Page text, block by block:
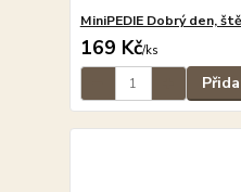
MiniPEDIE Dobrý den,
169 Kč/ks